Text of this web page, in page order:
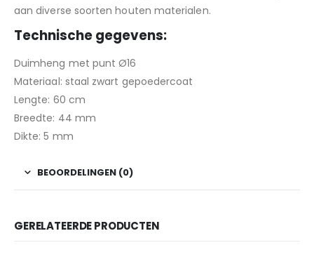
aan diverse soorten houten materialen.
Technische gegevens:
Duimheng met punt Ø16
Materiaal: staal zwart gepoedercoat
Lengte: 60 cm
Breedte: 44 mm
Dikte: 5 mm
BEOORDELINGEN (0)
GERELATEERDE PRODUCTEN